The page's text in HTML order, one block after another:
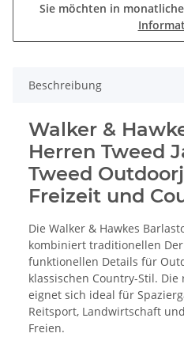
Sie möchten in
Beschreibung
Walker &
Herren Tweed
Tweed
Freizeit und
Die Walker & Hawkes
kombiniert traditionellen
funktionellen Details für
klassischen Country-Stil.
eignet sich ideal für
Reitsport, Landwirtschaft
Freien.